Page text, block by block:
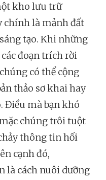
kho lưu trữ
là mảnh đất
tạo. Khi những
đoạn trích rời
có thể cộng
thảo sơ khai hay
Điều mà bạn khó
chúng trôi tuột
thông tin hối
cạnh đó,
là cách nuôi dưỡng